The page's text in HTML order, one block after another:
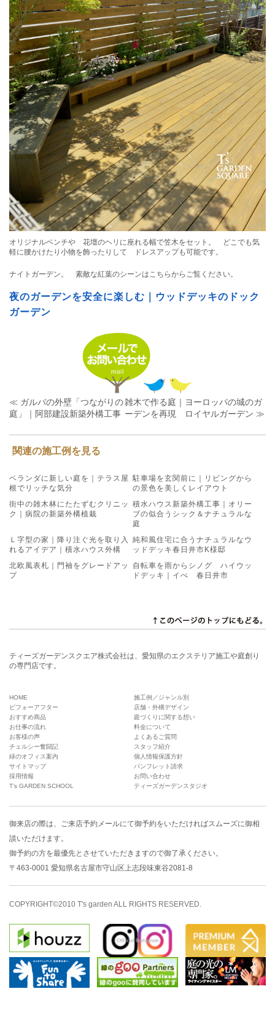
オリジナルベンチや 花壇のヘリに座れる幅で笠木をセット。 どこでも気
軽に腰かけたり小物を飾ったりして ドレスアップも可能です。
ナイトガーデン。 素敵な紅葉のシーンはこちらからご覧ください。
夜のガーデンを安全に楽しむ｜ウッドデッキのドック
ガーデン
≪ ガルバの外壁「つながりの
庭」｜阿部建設新築外構工事
雑木で作る庭｜ヨーロッパの城のガ
ーデンを再現 ロイヤルガーデン ≫
関連の施工例を見る
ベランダに新しい庭を｜テラス屋
根でリッチな気分
駐車場を玄関前に｜リビングから
の景色を美しくレイアウト
街中の雑木林にたたずむクリニッ
ク｜病院の新築外構植栽
積水ハウス新築外構工事｜オリー
ブの似合うシック＆ナチュラルな
庭
Ｌ字型の家｜降り注ぐ光を取り入
れるアイデア｜積水ハウス外構
純和風住宅に合うナチュラルなウ
ッドデッキ春日井市K様邸
北欧風表札｜門袖をグレードアッ
プ
自転車を雨からシノグ ハイウッ
ドデッキ｜イぺ 春日井市
ティーズガーデンスクエア株式会社は、愛知県のエクステリア施工や庭創り
の専門店です。
HOME
施工例／ジャンル別
ビフォーアフター
店舗・外構デザイン
おすすめ商品
庭づくりに関する想い
お仕事の流れ
料金について
お客様の声
よくあるご質問
チェルシー奮闘記
スタッフ紹介
緑のオフィス案内
個人情報保護方針
サイトマップ
パンフレット請求
採用情報
お問い合わせ
T’s GARDEN SCHOOL
ティーズガーデンスタジオ
御来店の際は、 ご来店予約メールにて御予約をいただければスムーズに御相
談いただけます。
御予約の方を最優先とさせていただきますので御了承ください。
〒463-0001 愛知県名古屋市守山区上志段味東谷2081-8
COPYRIGHT©2010 T's garden ALL RIGHTS RESERVED.